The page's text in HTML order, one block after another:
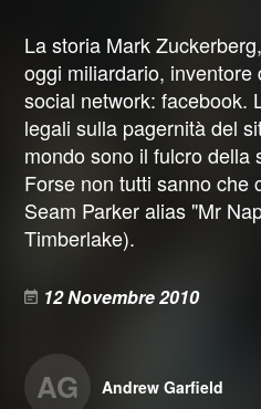
La storia Mark
oggi miliardario,
social network: facebook.
legali sulla pagernità del
mondo sono il fulcro della
Forse non tutti sanno che
Seam Parker alias "Mr
Timberlake).
12 Novembre 2010
AG Andrew Garfield